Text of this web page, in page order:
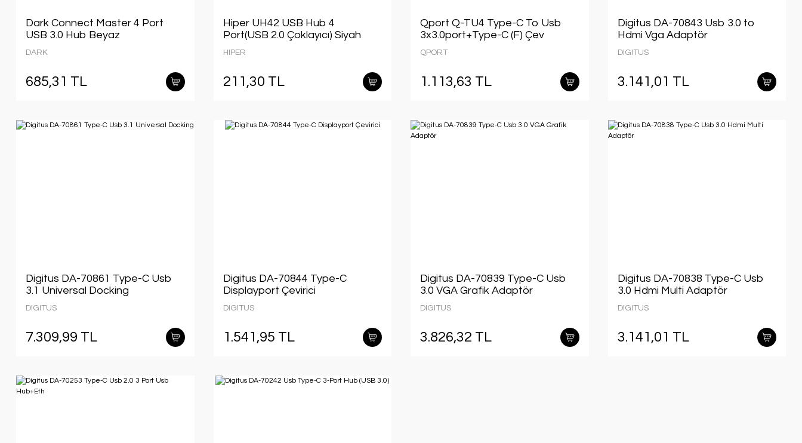
Dark Connect Master 4 Port
USB 3.0 Hub Beyaz
DARK
685,31 TL
Hiper UH42 USB Hub 4
Port(USB 2.0 Çoklayıcı) Siyah
HIPER
211,30 TL
Qport Q-TU4 Type-C To Usb
3x3.0port+Type-C (F) Çev
QPORT
1.113,63 TL
Digitus DA-70843 Usb 3.0 to
Hdmi Vga Adaptör
DIGITUS
3.141,01 TL
Digitus DA-70861 Type-C Usb
3.1 Universal Docking
DIGITUS
7.309,99 TL
Digitus DA-70844 Type-C
Displayport Çevirici
DIGITUS
1.541,95 TL
Digitus DA-70839 Type-C Usb
3.0 VGA Grafik Adaptör
DIGITUS
3.826,32 TL
Digitus DA-70838 Type-C Usb
3.0 Hdmi Multi Adaptör
DIGITUS
3.141,01 TL